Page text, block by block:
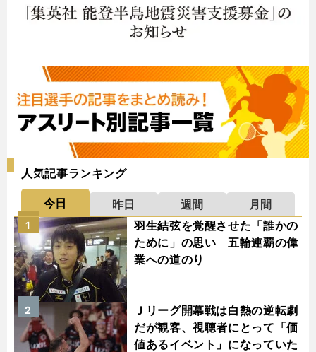
人気記事ランキング
今日 昨日 週間
月間
羽生結弦を覚醒させた「誰かの
ために」の思い 五輪連覇の偉
業への道のり
1
Ｊリーグ開幕戦は白熱の逆転劇
だが観客、視聴者にとって「価
値あるイベント」になっていた
2